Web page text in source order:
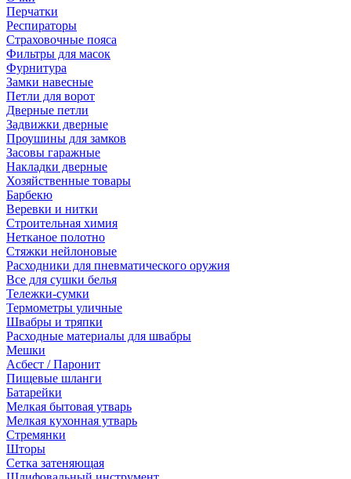
Перчатки
Респираторы
Страховочные пояса
Фильтры для масок
Фурнитура
Замки навесные
Петли для ворот
Дверные петли
Задвижки дверные
Проушины для замков
Засовы гаражные
Накладки дверные
Хозяйственные товары
Барбекю
Веревки и нитки
Строительная химия
Нетканое полотно
Стяжки нейлоновые
Расходники для пневматического оружия
Все для сушки белья
Тележки-сумки
Термометры уличные
Швабры и тряпки
Расходные материалы для швабры
Мешки
Асбест / Паронит
Пищевые шланги
Батарейки
Мелкая бытовая утварь
Мелкая кухонная утварь
Стремянки
Шторы
Сетка затеняющая